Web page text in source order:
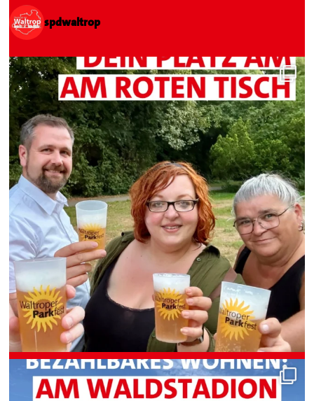
spdwaltrop